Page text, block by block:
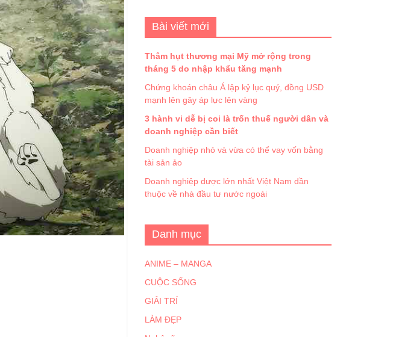
Bài viết mới
Thâm hụt thương mại Mỹ mở rộng trong
tháng 5 do nhập khẩu tăng mạnh
Chứng khoán châu Á lập kỷ lục quý, đồng USD
mạnh lên gây áp lực lên vàng
3 hành vi dễ bị coi là trốn thuế người dân và
doanh nghiệp cần biết
Doanh nghiệp nhỏ và vừa có thể vay vốn bằng
tài sản ảo
Doanh nghiệp dược lớn nhất Việt Nam dần
thuộc về nhà đầu tư nước ngoài
Danh mục
ANIME – MANGA
CUỘC SỐNG
GIẢI TRÍ
LÀM ĐẸP